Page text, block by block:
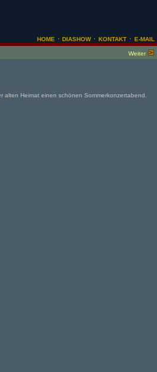
HOME · DIASHOW· KONTAKT · E-MAIL
Weiter
alten Heimat einen schönen Sommerkonzertabend.